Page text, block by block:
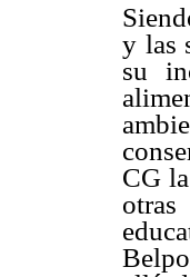
y las
su
CG